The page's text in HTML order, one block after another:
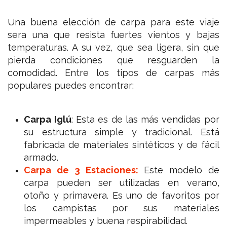
Una buena elección de carpa para este viaje
sera una que resista fuertes vientos y bajas
temperaturas. A su vez, que sea ligera, sin que
pierda condiciones que resguarden la
comodidad. Entre los tipos de carpas más
populares puedes encontrar:
Carpa Iglú: Esta es de las más vendidas por
su estructura simple y tradicional. Está
fabricada de materiales sintéticos y de fácil
armado.
Carpa de 3 Estaciones: Este modelo de
carpa pueden ser utilizadas en verano,
otoño y primavera. Es uno de favoritos por
los campistas por sus materiales
impermeables y buena respirabilidad.